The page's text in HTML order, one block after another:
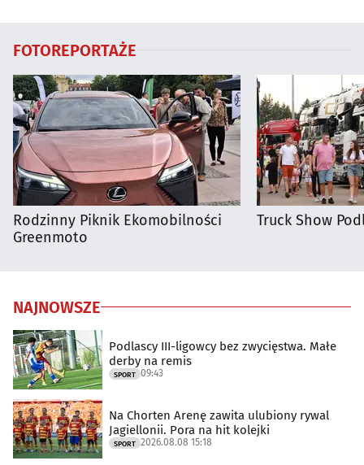
FOTOREPORTAŻE
Rodzinny Piknik Ekomobilności
Greenmoto
Truck Show
NAJNOWSZE
Podlascy III-ligowcy bez zwycięstwa. Małe
derby na remis
SPORT 09:43
Na Chorten Arenę zawita ulubiony rywal
Jagiellonii. Pora na hit kolejki
SPORT 2026.08.08 15:18